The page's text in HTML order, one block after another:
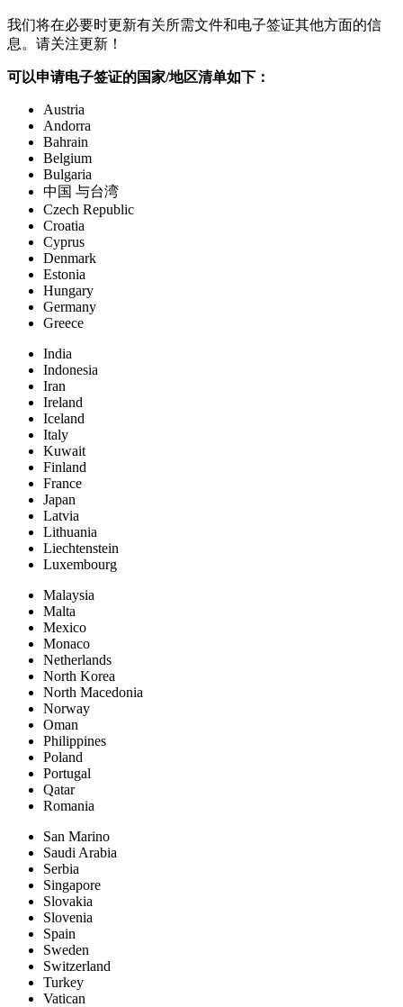
我们将在必要时更新有关所需文件和电子签证其他方面的信
息。请关注更新！
可以申请电子签证的国家/地区清单如下：
Austria
Andorra
Bahrain
Belgium
Bulgaria
中国 与台湾
Czech Republic
Croatia
Cyprus
Denmark
Estonia
Hungary
Germany
Greece
India
Indonesia
Iran
Ireland
Iceland
Italy
Kuwait
Finland
France
Japan
Latvia
Lithuania
Liechtenstein
Luxembourg
Malaysia
Malta
Mexico
Monaco
Netherlands
North Korea
North Macedonia
Norway
Oman
Philippines
Poland
Portugal
Qatar
Romania
San Marino
Saudi Arabia
Serbia
Singapore
Slovakia
Slovenia
Spain
Sweden
Switzerland
Turkey
Vatican